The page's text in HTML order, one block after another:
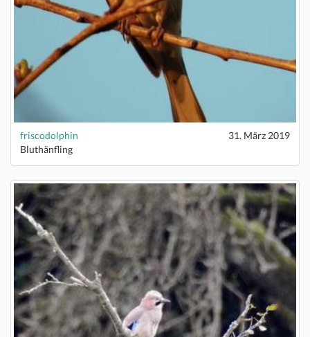
friscodolphin
31. März 2019
Bluthänfling